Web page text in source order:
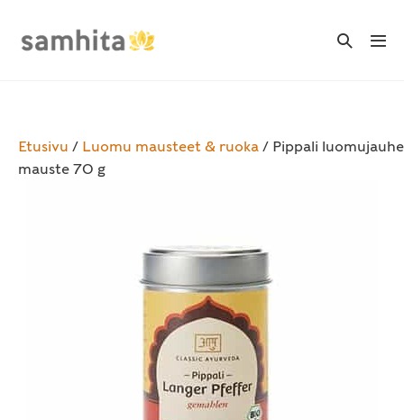
Search
Etusivu / Luomu mausteet & ruoka / Pippali luomujauhe
mauste 70 g